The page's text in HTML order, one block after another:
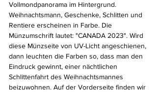
Vollmondpanorama im Hintergrund.
Weihnachtsmann, Geschenke, Schlitten und
Rentiere erscheinen in Farbe. Die
Münzumschrift lautet: "CANADA 2023". Wird
diese Münzseite von UV-Licht angeschienen,
dann leuchten die Farben so, dass man den
Eindruck gewinnt, einer nächtlichen
Schlittenfahrt des Weihnachtsmannes
beizuwohnen. Auf der Vorderseite finden wir